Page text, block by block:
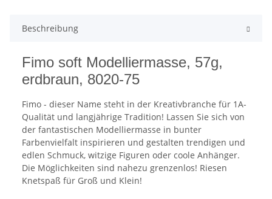
Beschreibung
Fimo soft Modelliermasse, 57g,
erdbraun, 8020-75
Fimo - dieser Name steht in der Kreativbranche für 1A-
Qualität und langjährige Tradition! Lassen Sie sich von
der fantastischen Modelliermasse in bunter
Farbenvielfalt inspirieren und gestalten trendigen und
edlen Schmuck, witzige Figuren oder coole Anhänger.
Die Möglichkeiten sind nahezu grenzenlos! Riesen
Knetspaß für Groß und Klein!